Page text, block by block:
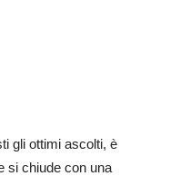
gli ottimi ascolti, è
si chiude con una